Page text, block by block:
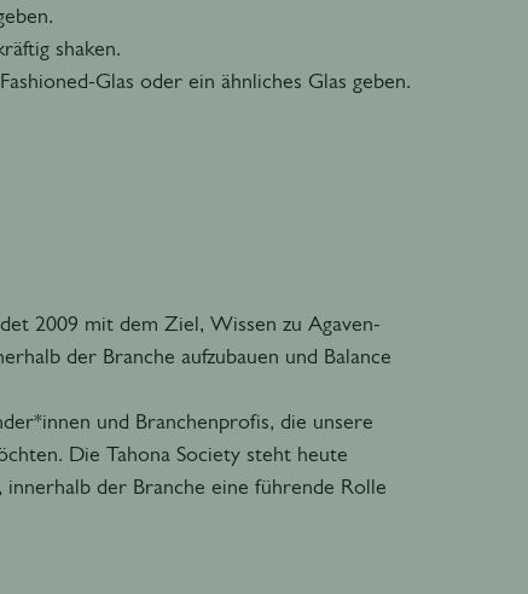
shaken.
Glas oder ein ähnliches Glas geben.
2009 mit dem Ziel, Wissen zu Agaven-
der Branche aufzubauen und Balance
und Branchenprofis, die unsere
Die Tahona Society steht heute
der Branche eine führende Rolle